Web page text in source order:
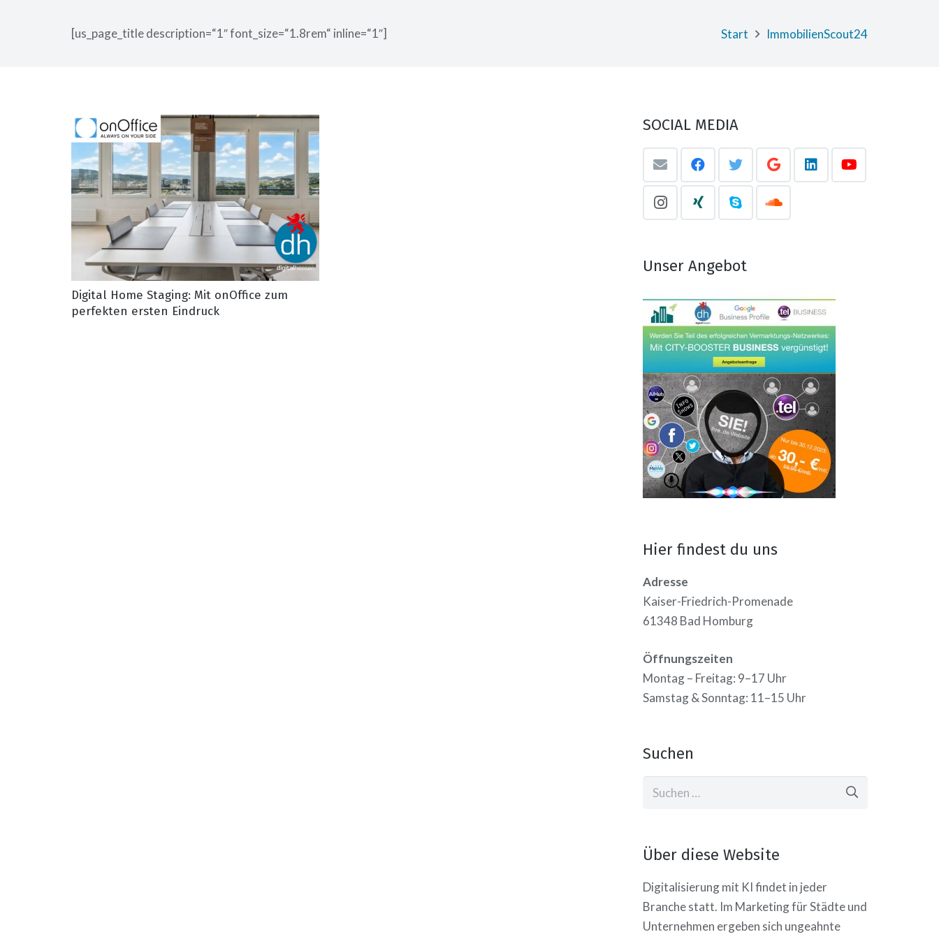
[us_page_title description=“1″ font_size=“1.8rem“ inline=“1″] Start ImmobilienScout24
Digital Home Staging: Mit onOffice zum
perfekten ersten Eindruck
SOCIAL MEDIA
Unser Angebot
Hier findest du uns
Adresse
Kaiser-Friedrich-Promenade
61348 Bad Homburg
Öffnungszeiten
Montag – Freitag: 9–17 Uhr
Samstag & Sonntag: 11–15 Uhr
Suchen
Suchen
Über diese Website
Digitalisierung mit KI findet in jeder
Branche statt. Im Marketing für Städte und
Unternehmen ergeben sich ungeahnte